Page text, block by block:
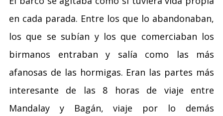
en cada parada. Entre los que lo abandonaban,
los que se subían y los que comerciaban los
birmanos entraban y salía como las más
afanosas de las hormigas. Eran las partes más
interesante de las 8 horas de viaje entre
Mandalay y Bagán, viaje por lo demás